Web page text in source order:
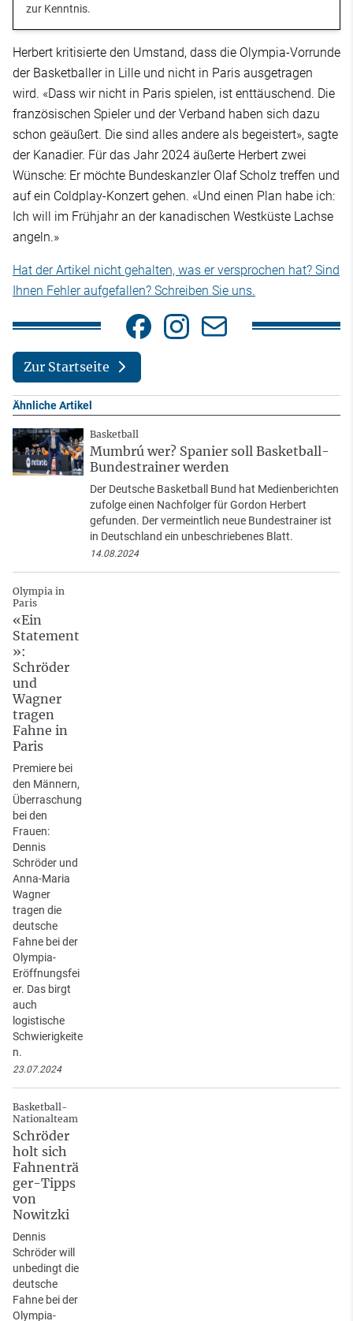
zur Kenntnis.
Herbert kritisierte den Umstand, dass die Olympia-Vorrunde
der Basketballer in Lille und nicht in Paris ausgetragen
wird. «Dass wir nicht in Paris spielen, ist enttäuschend. Die
französischen Spieler und der Verband haben sich dazu
schon geäußert. Die sind alles andere als begeistert», sagte
der Kanadier. Für das Jahr 2024 äußerte Herbert zwei
Wünsche: Er möchte Bundeskanzler Olaf Scholz treffen und
auf ein Coldplay-Konzert gehen. «Und einen Plan habe ich:
Ich will im Frühjahr an der kanadischen Westküste Lachse
angeln.»
Hat der Artikel nicht gehalten, was er versprochen hat? Sind
Ihnen Fehler aufgefallen? Schreiben Sie uns.
Zur Startseite
Ähnliche Artikel
Basketball
Mumbrú wer? Spanier soll Basketball-
Bundestrainer werden
Der Deutsche Basketball Bund hat Medienberichten
zufolge einen Nachfolger für Gordon Herbert
gefunden. Der vermeintlich neue Bundestrainer ist
in Deutschland ein unbeschriebenes Blatt.
14.08.2024
Olympia in
Paris
«Ein
Statement
»:
Schröder
und
Wagner
tragen
Fahne in
Paris
Premiere bei
den Männern,
Überraschung
bei den
Frauen:
Dennis
Schröder und
Anna-Maria
Wagner
tragen die
deutsche
Fahne bei der
Olympia-
Eröffnungsfei
er. Das birgt
auch
logistische
Schwierigkeite
n.
23.07.2024
Basketball-
Nationalteam
Schröder
holt sich
Fahnenträ
ger-Tipps
von
Nowitzki
Dennis
Schröder will
unbedingt die
deutsche
Fahne bei der
Olympia-